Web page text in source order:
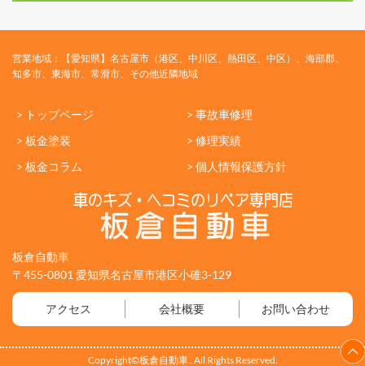
営業地域：【愛知県】名古屋市（港区、中川区、熱田区、中区）、海部郡、
知多市、東海市、常滑市、その他近隣地域
> トップページ
> 事故車修理
> 板金塗装
> 修理実績
> 板金コラム
> 個人情報保護方針
板倉自動車
〒455-0801 愛知県名古屋市港区小碓3-129
アクセス 会社概要 お問い合わせ
Copyright©板倉自動車 . All Rights Reserved.